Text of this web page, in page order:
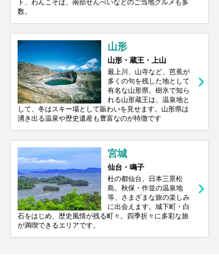
ト、わんこそば、南部せんべいなどのご当地グルメも多
数。
山形
山形・蔵王・上山
最上川、山寺など、芭蕉が
多くの句を残した地として
有名な山形県。樹氷で知ら
れる山形蔵王は、温泉地と
して、冬はスキー場として賑わいを見せます。山形県は
湧き出る温泉や歴史遺産も豊富なのが特徴です
宮城
仙台・鳴子
杜の都仙台、日本三景松
島。秋保・作並の温泉地
等、さまざまな旅の楽しみ
に出会えます。城下町・白
石をはじめ、歴史風情が残る町々。四季折々に多彩な旅
が満喫できるエリアです。